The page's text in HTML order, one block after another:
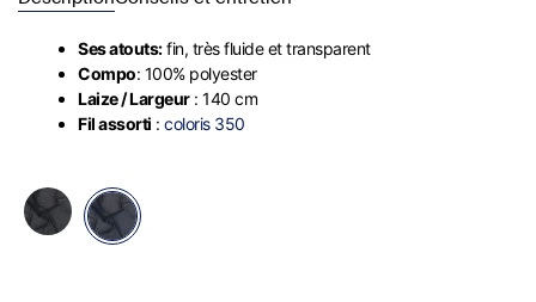
Ses atouts:fin, très fluide et transparent
Compo: 100% polyester
Laize / Largeur: 140 cm
Fil assorti : coloris 350